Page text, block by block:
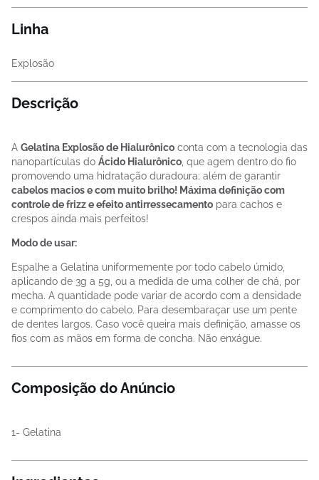
Linha
Explosão
Descrição
A Gelatina Explosão de Hialurônico conta com a tecnologia das
nanopartículas do Ácido Hialurônico , que agem dentro do fio
promovendo uma hidratação duradoura; além de garantir
cabelos macios e com muito brilho! Máxima definição com
controle de frizz e efeito antirressecamento para cachos e
crespos ainda mais perfeitos!
Modo de usar:
Espalhe a Gelatina uniformemente por todo cabelo úmido,
aplicando de 3g a 5g, ou a medida de uma colher de chá, por
mecha. A quantidade pode variar de acordo com a densidade
e comprimento do cabelo. Para desembaraçar use um pente
de dentes largos. Caso você queira mais definição, amasse os
fios com as mãos em forma de concha. Não enxágue.
Composição do Anúncio
1- Gelatina